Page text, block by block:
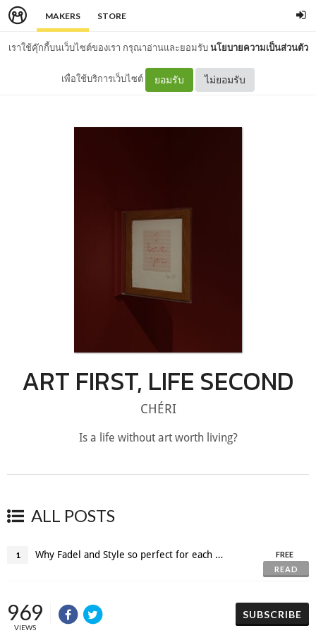
MAKERS STORE
เราใช้คุ๊กกี้บนเว็บไซต์ของเรา กรุณาอ่านและยอมรับนโยบายความเป็นส่วนตัว
เพื่อใช้บริการเว็บไซต์ ยอมรับ ไม่ยอมรับ
ART FIRST, LIFE SECOND
CHÉRI
Is a life without art worth living?
ALL POSTS
1 Why Fadel and Style so perfect for each other? ♡
FREE
READ
969
VIEWS
SUBSCRIBE